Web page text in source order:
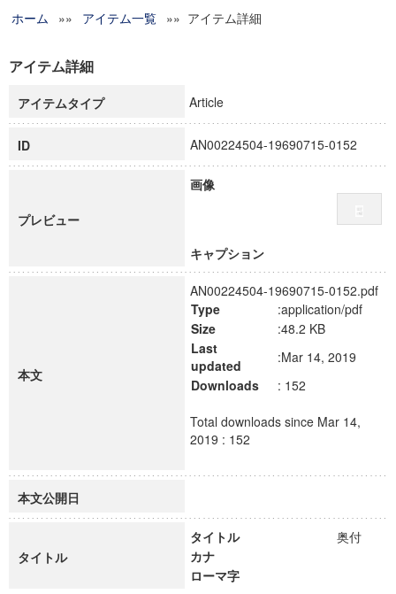
グローバルリサーチインスティテュート
科学研究費補助金研究成果報告書
慶應義塾大学グローバルCOEプログラム市民社会ガバナンス
慶應義塾大学グローバルCOEプログラム論理と感性の先端的
博士課程教育リーディングプログラム「超成熟社会発展のサ
学術雑誌掲載論文等(8)
ホーム »» アイテム一覧 »» アイテム詳細
アイテム詳細
アイテムタイプ Article
ID AN00224504-19690715-0152
プレビュー
画像
キャプション
本文
AN00224504-19690715-0152.pdf
Type
:application/pdf
Size
:48.2 KB
Last
updated
:Mar 14, 2019
Downloads
: 152
Total downloads since Mar 14,
2019 : 152
本文公開日
タイトル
タイトル
奥付
カナ
ローマ字